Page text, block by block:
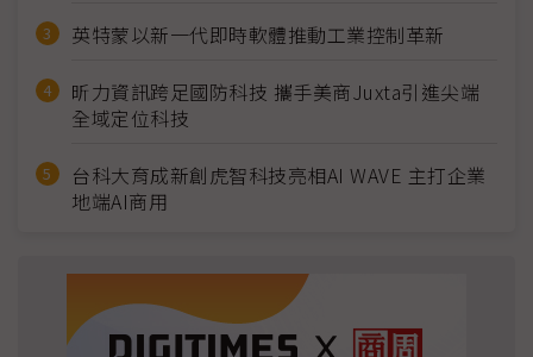
英特蒙以新一代即時軟體推動工業控制革新
昕力資訊跨足國防科技 攜手美商Juxta引進尖端
全域定位科技
台科大育成新創虎智科技亮相AI WAVE 主打企業
地端AI商用